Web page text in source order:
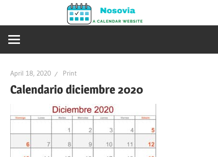
content
2020
2021
April 18, 2020 Print
Calendario diciembre 2020